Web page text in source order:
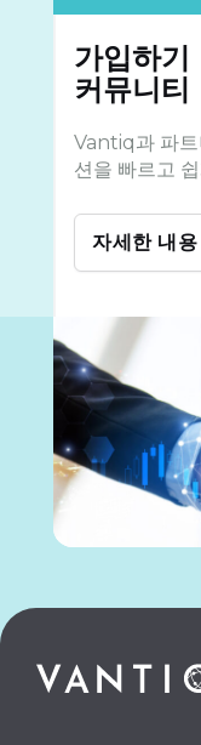
가입하기
커뮤니티
Vantiq과 파트
션을 빠르고
자세한 내용